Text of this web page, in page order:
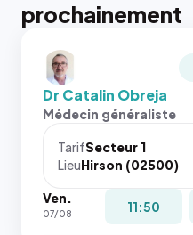
prochainement
Dr Catalin Obreja
Médecin généraliste
TarifSecteur 1
LieuHirson (02500)
Ven.
07/08 11:50